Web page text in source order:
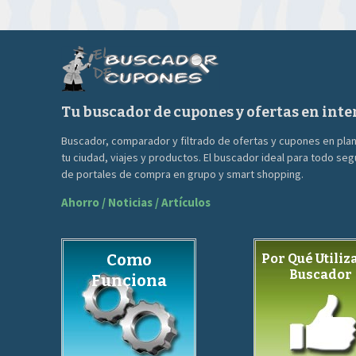
90.00€.39.00€.
Tu buscador de cupones y ofertas en
Buscador, comparador y filtrado de ofertas y cupones en
tu ciudad, viajes y productos. El buscador ideal para todo
de portales de compra en grupo y smart shopping.
Ahorro / Noticias / Artículos
Como
Funciona
Por Qué
Buscador